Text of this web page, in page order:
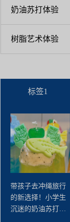
奶油苏打体验
树脂艺术体验
标签1
带孩子去冲绳旅行
的新选择！小学生
沉迷的奶油苏打蜡